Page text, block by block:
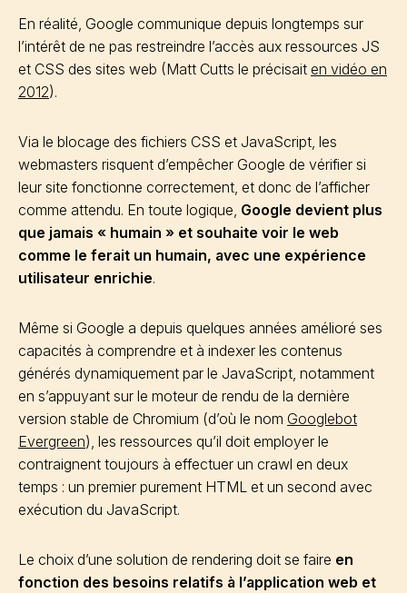
En réalité, Google communique depuis longtemps sur
l’intérêt de ne pas restreindre l’accès aux ressources JS
et CSS des sites web (Matt Cutts le précisait en vidéo en
2012).
Via le blocage des fichiers CSS et JavaScript, les
webmasters risquent d’empêcher Google de vérifier si
leur site fonctionne correctement, et donc de l’afficher
comme attendu. En toute logique, Google devient plus
que jamais « humain » et souhaite voir le web
comme le ferait un humain, avec une expérience
utilisateur enrichie.
Même si Google a depuis quelques années amélioré ses
capacités à comprendre et à indexer les contenus
générés dynamiquement par le JavaScript, notamment
en s’appuyant sur le moteur de rendu de la dernière
version stable de Chromium (d’où le nom Googlebot
Evergreen), les ressources qu’il doit employer le
contraignent toujours à effectuer un crawl en deux
temps : un premier purement HTML et un second avec
exécution du JavaScript.
Le choix d’une solution de rendering doit se faire en
fonction des besoins relatifs à l’application web et